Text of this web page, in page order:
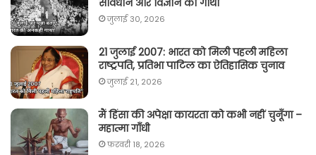
संविधान और विज्ञान की गाथा
जुलाई 30, 2026
21 जुलाई 2007: भारत को मिली पहली महिला
राष्ट्रपति, प्रतिभा पाटिल का ऐतिहासिक चुनाव
जुलाई 21, 2026
मैं हिंसा की अपेक्षा कायरता को कभी नहीं चुनूँगा –
महात्मा गाँधी
फ़रवरी 18, 2026